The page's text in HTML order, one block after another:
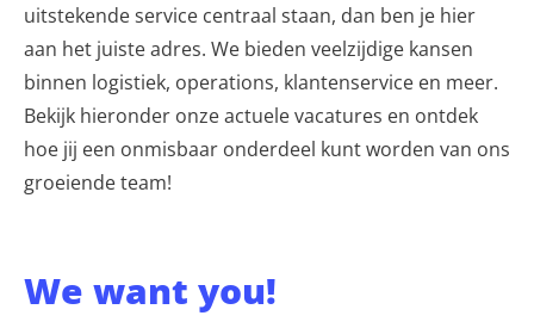
uitstekende service centraal staan, dan ben je hier
aan het juiste adres. We bieden veelzijdige kansen
binnen logistiek, operations, klantenservice en meer.
Bekijk hieronder onze actuele vacatures en ontdek
hoe jij een onmisbaar onderdeel kunt worden van ons
groeiende team!
We want you!